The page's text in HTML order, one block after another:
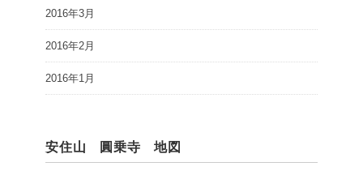
2016年3月
2016年2月
2016年1月
安住山 圓乗寺 地図